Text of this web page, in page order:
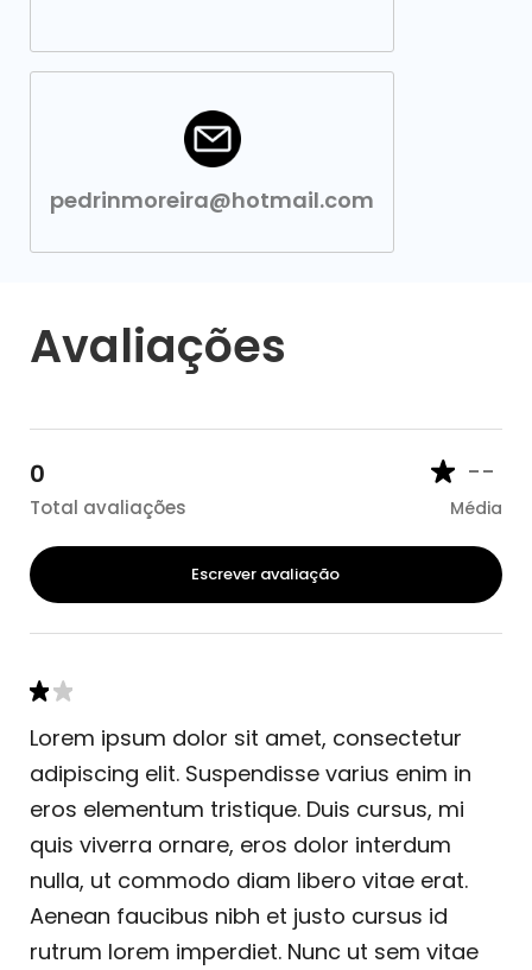
pedrinmoreira@hotmail.com
Avaliações
0
Total avaliações
--
Média
Escrever avaliação
Lorem ipsum dolor sit amet, consectetur
adipiscing elit. Suspendisse varius enim in
eros elementum tristique. Duis cursus, mi
quis viverra ornare, eros dolor interdum
nulla, ut commodo diam libero vitae erat.
Aenean faucibus nibh et justo cursus id
rutrum lorem imperdiet. Nunc ut sem vitae